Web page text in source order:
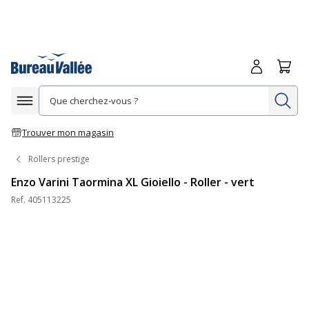
Afficher la navigation
Trouver mon magasin
Me
Rollers prestige
Enzo Varini Taormina XL Gioiello - Roller - vert
Ref. 405113225